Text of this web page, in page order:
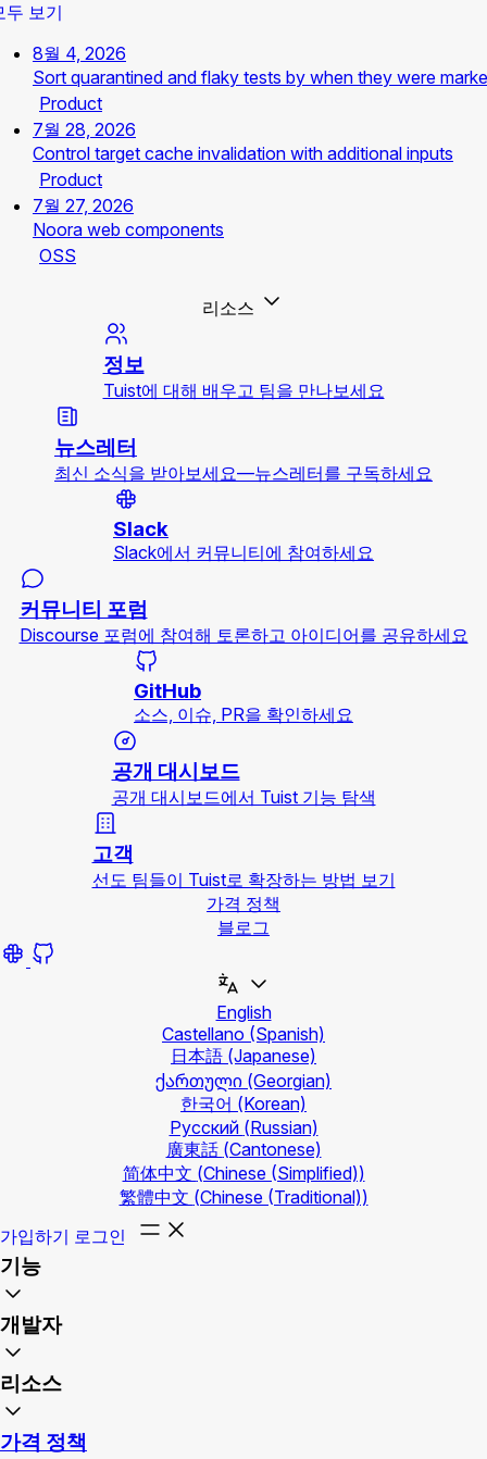
두 보기
8월 4, 2026
Sort quarantined and flaky tests by when they were
Product
7월 28, 2026
Control target cache invalidation with additional inputs
Product
7월 27, 2026
Noora web components
OSS
리소스
정보
Tuist에 대해 배우고 팀을 만나보세요
뉴스레터
최신 소식을 받아보세요—뉴스레터를 구독하세요
Slack
Slack에서 커뮤니티에 참여하세요
커뮤니티 포럼
Discourse 포럼에 참여해 토론하고 아이디어를 공유하세요
GitHub
소스, 이슈, PR을 확인하세요
공개 대시보드
공개 대시보드에서 Tuist 기능 탐색
고객
선도 팀들이 Tuist로 확장하는 방법 보기
가격 정책
블로그
English
Castellano (Spanish)
日本語 (Japanese)
ქართული (Georgian)
한국어 (Korean)
Русский (Russian)
廣東話 (Cantonese)
简体中文 (Chinese (Simplified))
繁體中文 (Chinese (Traditional))
가입하기 로그인
기능
개발자
리소스
가격 정책